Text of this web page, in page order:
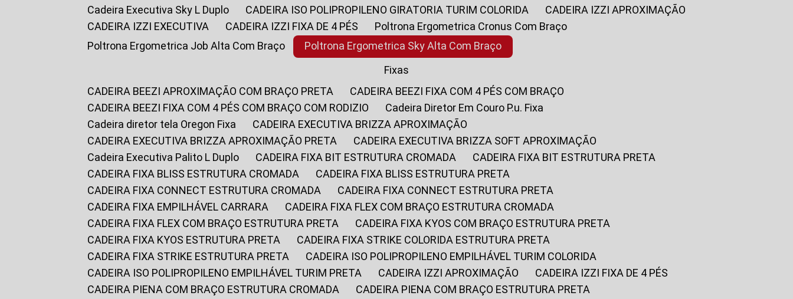
Cadeira Executiva Sky L Duplo
CADEIRA ISO POLIPROPILENO GIRATORIA TURIM COLORIDA
CADEIRA IZZI APROXIMAÇÃO
CADEIRA IZZI EXECUTIVA
CADEIRA IZZI FIXA DE 4 PÉS
Poltrona Ergometrica Cronus Com Braço
Poltrona Ergometrica Job Alta Com Braço
Poltrona Ergometrica Sky Alta Com Braço
Fixas
CADEIRA BEEZI APROXIMAÇÃO COM BRAÇO PRETA
CADEIRA BEEZI FIXA COM 4 PÉS COM BRAÇO
CADEIRA BEEZI FIXA COM 4 PÉS COM BRAÇO COM RODIZIO
Cadeira Diretor Em Couro P.u. Fixa
Cadeira diretor tela Oregon Fixa
CADEIRA EXECUTIVA BRIZZA APROXIMAÇÃO
CADEIRA EXECUTIVA BRIZZA APROXIMAÇÃO PRETA
CADEIRA EXECUTIVA BRIZZA SOFT APROXIMAÇÃO
Cadeira Executiva Palito L Duplo
CADEIRA FIXA BIT ESTRUTURA CROMADA
CADEIRA FIXA BIT ESTRUTURA PRETA
CADEIRA FIXA BLISS ESTRUTURA CROMADA
CADEIRA FIXA BLISS ESTRUTURA PRETA
CADEIRA FIXA CONNECT ESTRUTURA CROMADA
CADEIRA FIXA CONNECT ESTRUTURA PRETA
CADEIRA FIXA EMPILHÁVEL CARRARA
CADEIRA FIXA FLEX COM BRAÇO ESTRUTURA CROMADA
CADEIRA FIXA FLEX COM BRAÇO ESTRUTURA PRETA
CADEIRA FIXA KYOS COM BRAÇO ESTRUTURA PRETA
CADEIRA FIXA KYOS ESTRUTURA PRETA
CADEIRA FIXA STRIKE COLORIDA ESTRUTURA PRETA
CADEIRA FIXA STRIKE ESTRUTURA PRETA
CADEIRA ISO POLIPROPILENO EMPILHÁVEL TURIM COLORIDA
CADEIRA ISO POLIPROPILENO EMPILHÁVEL TURIM PRETA
CADEIRA IZZI APROXIMAÇÃO
CADEIRA IZZI FIXA DE 4 PÉS
CADEIRA PIENA COM BRAÇO ESTRUTURA CROMADA
CADEIRA PIENA COM BRAÇO ESTRUTURA PRETA